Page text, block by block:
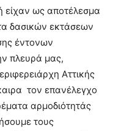
είχαν ως αποτέλεσμα
δασικών εκτάσεων
έντονων
πλευρά μας,
Αττικής
τον επανέλεγχο
αρμοδιότητάς
τους